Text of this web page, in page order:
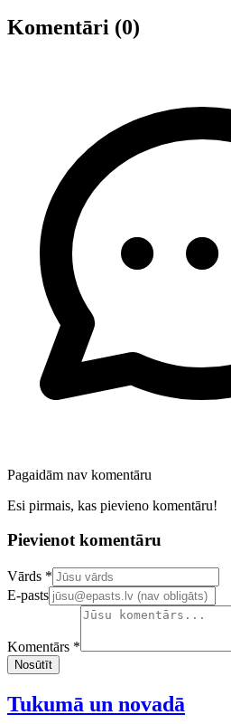
Komentāri (0)
Pagaidām nav komentāru
Esi pirmais, kas pievieno komentāru!
Pievienot komentāru
Confirm your email address
Vārds *
E-pasts
Komentārs *
Nosūtīt
Tukumā un novadā